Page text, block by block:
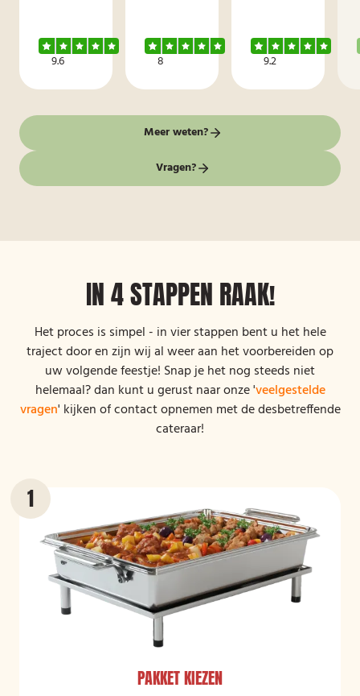
9.6 8 9.2
Meer weten?
Vragen?
IN 4 STAPPEN RAAK!
Het proces is simpel - in vier stappen bent u het hele
traject door en zijn wij al weer aan het voorbereiden op
uw volgende feestje! Snap je het nog steeds niet
helemaal? dan kunt u gerust naar onze 'veelgestelde
vragen' kijken of contact opnemen met de desbetreffende
cateraar!
PAKKET KIEZEN